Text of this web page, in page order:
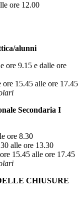
ore 12.00
alunni
ore 9.15 e dalle ore
15.45 alle ore 17.45
Secondaria I
ore 8.30
alle ore 13.30
15.45 alle ore 17.45
CHIUSURE